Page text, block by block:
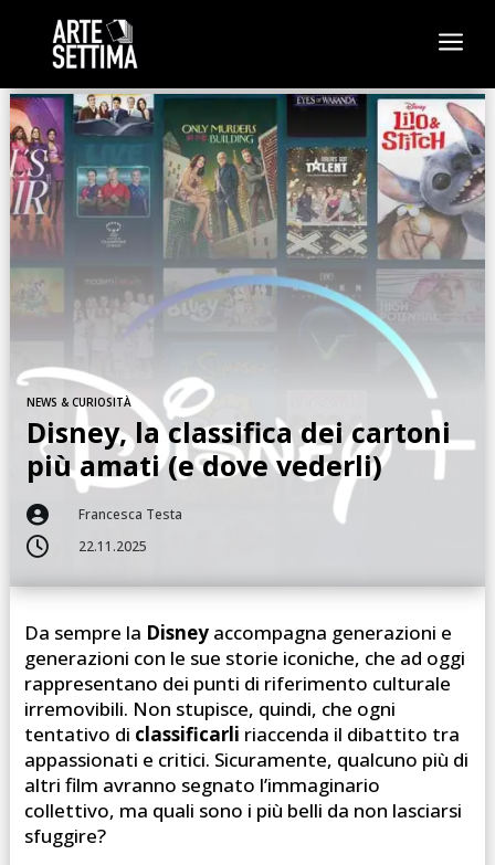
a
NEWS & CURIOSITÀ
Disney, la classifica dei cartoni
più amati (e dove vederli)
 Francesca Testa
 22.11.2025
Da sempre la Disney accompagna generazioni e
generazioni con le sue storie iconiche, che ad oggi
rappresentano dei punti di riferimento culturale
irremovibili. Non stupisce, quindi, che ogni
tentativo di classificarli riaccenda il dibattito tra
appassionati e critici. Sicuramente, qualcuno più di
altri film avranno segnato l’immaginario
collettivo, ma quali sono i più belli da non lasciarsi
sfuggire?